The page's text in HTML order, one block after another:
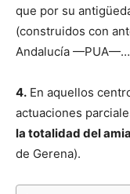
que por su
(construidos con
Andalucía
4. En aquellos
actuaciones
la totalidad del
de Gerena).